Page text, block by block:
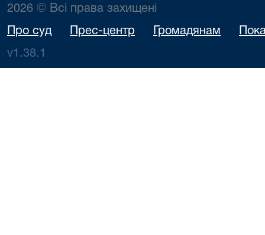
2026 © Всі права захищені
Про суд Прес-центр Громадянам
v1.38.1